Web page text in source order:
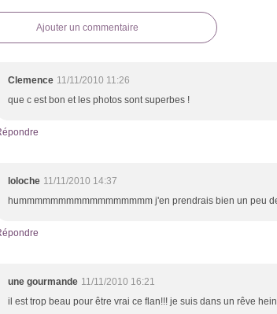
Ajouter un commentaire
Clemence 11/11/2010 11:26
que c est bon et les photos sont superbes !
loloche 11/11/2010 14:37
hummmmmmmmmmmmmmmmm j'en prendrais bien un peu
une gourmande 11/11/2010 16:21
il est trop beau pour être vrai ce flan!!! je suis dans un rêve